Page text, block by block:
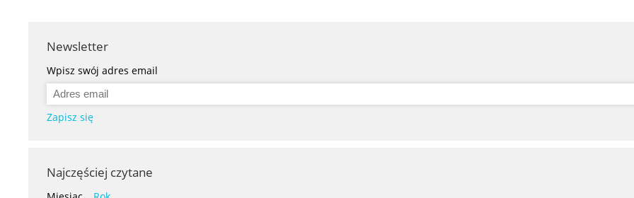
Newsletter
Wpisz swój adres email
Zapisz się
Najczęściej czytane